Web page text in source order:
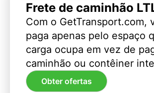
Frete de caminhão
Com o GetTransport.com,
paga apenas pelo espaço
carga ocupa em vez de
caminhão ou contêiner
Obter ofertas